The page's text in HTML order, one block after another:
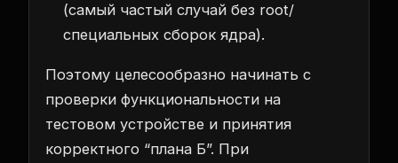
(самый частый случай без root/
специальных сборок ядра).
Поэтому целесообразно начинать с
проверки функциональности на
тестовом устройстве и принятия
корректного “плана Б”. При